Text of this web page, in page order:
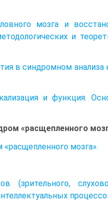
мозга и
и
в синдромном
и функция.
«расщепленного
мозга».
(зрительного,